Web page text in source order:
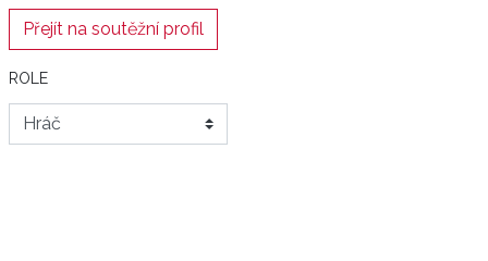
Přejít na soutěžní profil
ROLE